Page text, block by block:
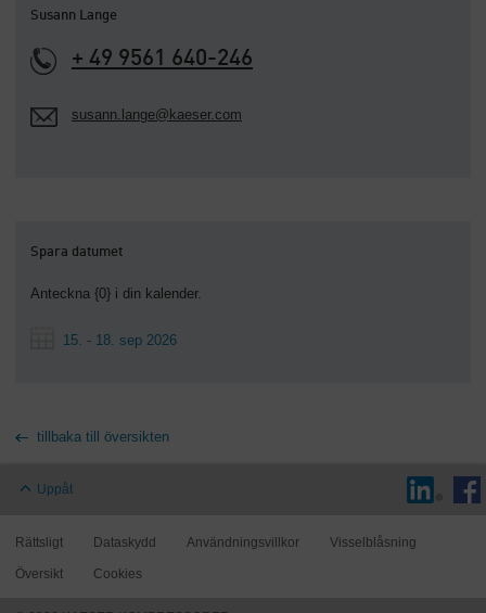
Susann Lange
+ 49 9561 640-246
susann.lange@kaeser.com
Spara datumet
Anteckna {0} i din kalender.
15. - 18. sep 2026
tillbaka till översikten
Uppåt
Rättsligt Dataskydd Användningsvillkor Visselblåsning
Översikt Cookies